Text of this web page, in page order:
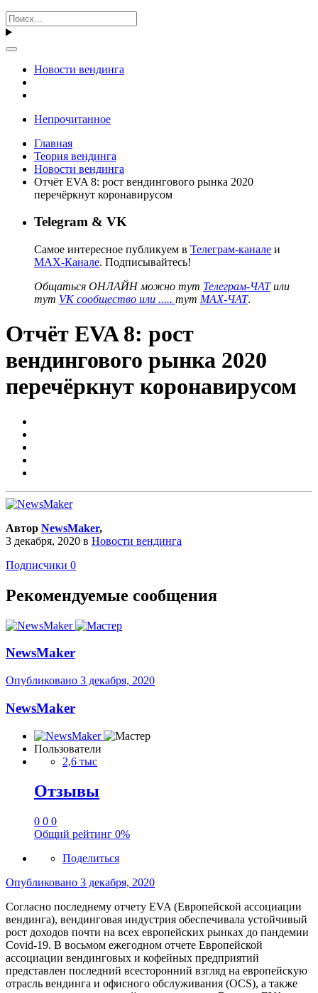
Новости вендинга
Непрочитанное
Главная
Теория вендинга
Новости вендинга
Отчёт EVA 8: рост вендингового рынка 2020
перечёркнут коронавирусом
Telegram & VK
Самое интересное публикуем в Телеграм-канале и
MAX-Канале. Подписывайтесь!
Общаться ОНЛАЙН можно тут Телеграм-ЧАТили
тут VK сообщество или ..... тут MAX-ЧАТ.
Отчёт EVA 8: рост
вендингового рынка 2020
перечёркнут коронавирусом
Автор NewsMaker,
3 декабря, 2020 в Новости вендинга
Подписчики 0
Рекомендуемые сообщения
NewsMaker
Опубликовано 3 декабря, 2020
NewsMaker
Пользователи
2,6 тыс
Отзывы
0 0 0
Общий рейтинг 0%
Поделиться
Опубликовано 3 декабря, 2020
Согласно последнему отчету EVA (Европейской ассоциации
вендинга), вендинговая индустрия обеспечивала устойчивый
рост доходов почти на всех европейских рынках до пандемии
Covid-19. В восьмом ежегодном отчете Европейской
ассоциации вендинговых и кофейных предприятий
представлен последний всесторонний взгляд на европейскую
отрасль вендинга и офисного обслуживания (OCS), а также